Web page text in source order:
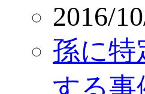
2016/
孫に特
する事